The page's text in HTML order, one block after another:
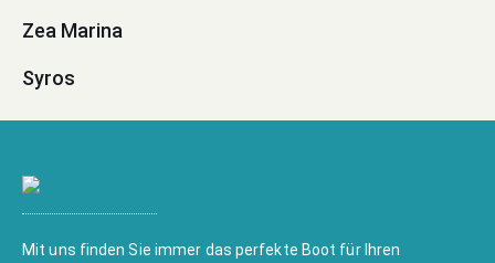
Zea Marina
Syros
Mit uns finden Sie immer das perfekte Boot für Ihren